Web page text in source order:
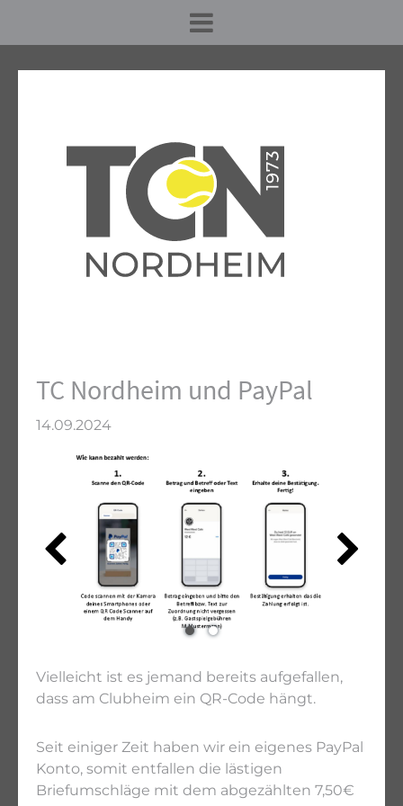
TC Nordheim und PayPal
14.09.2024
Vielleicht ist es jemand bereits aufgefallen,
dass am Clubheim ein QR-Code hängt.
Seit einiger Zeit haben wir ein eigenes PayPal
Konto, somit entfallen die lästigen
Briefumschläge mit dem abgezählten 7,50€